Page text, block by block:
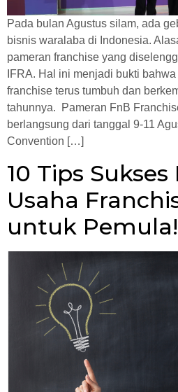
Pada bulan Agustus silam, ada
bisnis waralaba di Indonesia.
pameran franchise yang
IFRA. Hal ini menjadi bukti
franchise terus tumbuh dan
tahunnya. Pameran FnB
berlangsung dari tanggal 9-11
Convention […]
10 Tips
Usaha
untuk Pemula!